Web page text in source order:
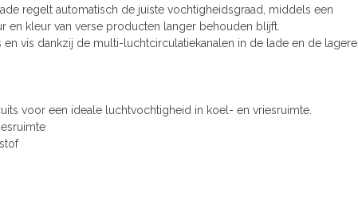
regelt automatisch de juiste vochtigheidsgraad, middels een
en kleur van verse producten langer behouden blijft.
en vis dankzij de multi-luchtcirculatiekanalen in de lade en de lagere
voor een ideale luchtvochtigheid in koel- en vriesruimte.